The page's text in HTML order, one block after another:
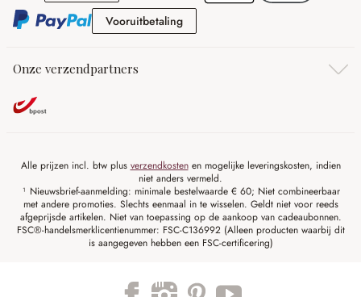
VooruitbetalingVooruitbetaling
Onze verzendpartners
Alle prijzen incl. btw plus verzendkostenen mogelijke leveringskosten, indien
niet anders vermeld.
¹ Nieuwsbrief-aanmelding: minimale bestelwaarde € 60; Niet combineerbaar
met andere promoties. Slechts eenmaal in te wisselen. Geldt niet voor reeds
afgeprijsde artikelen. Niet van toepassing op de aankoop van cadeaubonnen.
FSC®-handelsmerklicentienummer: FSC-C136992 (Alleen producten waarbij dit
is aangegeven hebben een FSC-certificering)